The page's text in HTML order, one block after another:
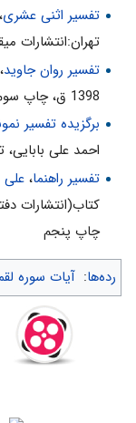
تفسیر اثنی عشری
تهران:انتشارات ميقات، 1363
تفسیر روان جاوید،
1398 ق، چاپ سوم
برگزیده تفسیر
احمد علی بابایی،
تفسیر راهنما، علی
چاپ پنجم‌
رده‌ها: آیات سوره